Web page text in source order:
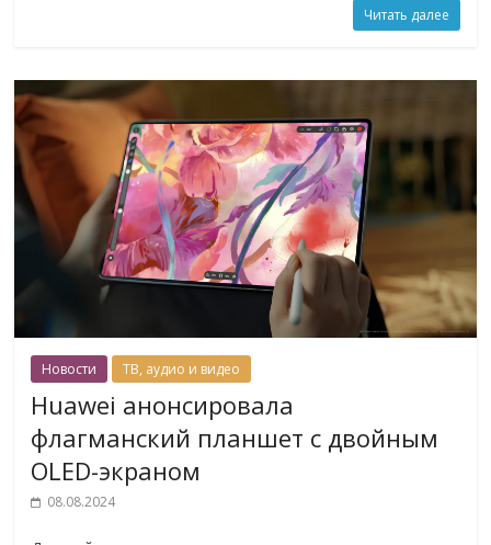
Читать далее
Новости ТВ, аудио и видео
Huawei анонсировала
флагманский планшет с двойным
OLED-экраном
08.08.2024